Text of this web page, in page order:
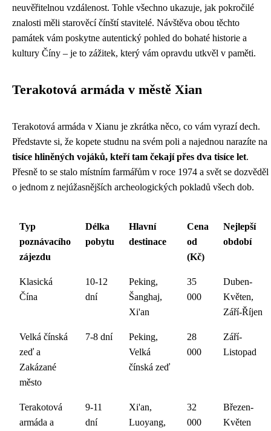
neuvěřitelnou vzdálenost. Tohle všechno ukazuje, jak pokročilé
znalosti měli starověcí čínští stavitelé. Návštěva obou těchto
památek vám poskytne autentický pohled do bohaté historie a
kultury Číny – je to zážitek, který vám opravdu utkvěl v paměti.
Terakotová armáda v městě Xian
Terakotová armáda v Xianu je zkrátka něco, co vám vyrazí dech.
Představte si, že kopete studnu na svém poli a najednou narazíte na
tisíce hliněných vojáků, kteří tam čekají přes dva tisíce let.
Přesně to se stalo místním farmářům v roce 1974 a svět se dozvěděl
o jednom z nejúžasnějších archeologických pokladů všech dob.
Typ
poznávacího
zájezdu
Délka
pobytu
Hlavní
destinace
Cena
od
(Kč)
Nejlepší
období
Klasická
Čína
10-12
dní
Peking,
Šanghaj,
Xi'an
35
000
Duben-
Květen,
Září-Říjen
Velká čínská
zeď a
Zakázané
město
7-8 dní
Peking,
Velká
čínská zeď
28
000
Září-
Listopad
Terakotová
armáda a
9-11
dní
Xi'an,
Luoyang,
32
000
Březen-
Květen